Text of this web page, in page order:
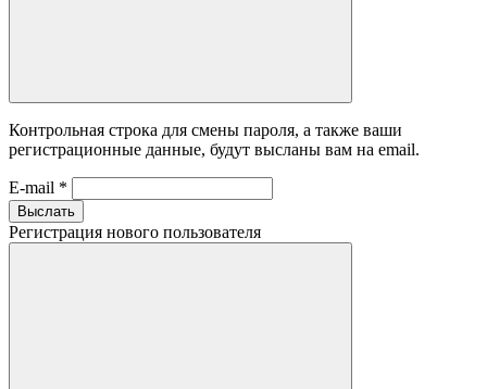
Контрольная строка для смены пароля, а также ваши
регистрационные данные, будут высланы вам на email.
E-mail *
Выслать
Регистрация нового пользователя